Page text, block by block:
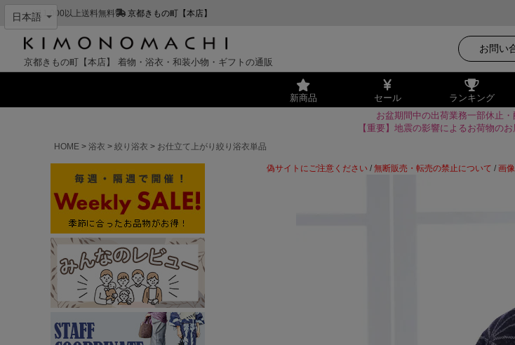
¥11,000以上送料無料 京都きもの町【本店】
京都きもの町【本店】 着物・浴衣・和装小物・ギフトの通販
お問い
新商品 セール ランキング
お盆期間中の出荷業務一部休止
【重要】地震の影響によるお荷物の
HOME
浴衣 絞り浴衣 お仕立て上がり絞り浴衣単品
偽サイトにご注意ください / 無断販売・転売の禁止について / 画